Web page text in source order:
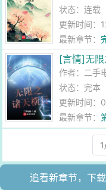
状态：连载
更新时间：
最新章节：
[言情]无
作者： 二手
状态：完本
更新时间：
最新章节：
追看新章节，下